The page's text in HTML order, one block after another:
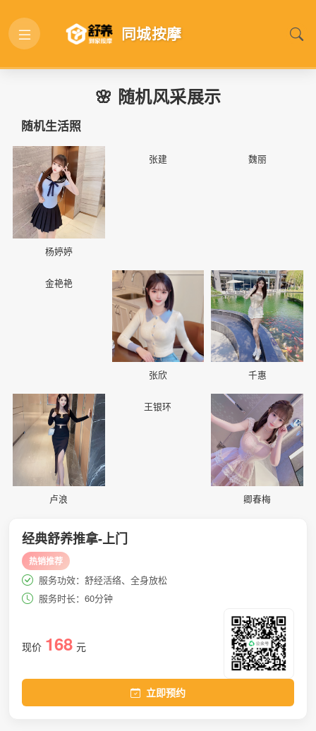
同城按摩
🌸 随机风采展示
随机生活照
📷
杨婷婷
张建 魏丽
金艳艳 📷
张欣
📷
千惠
📷
卢浪
王银环 📷
卿春梅
经典舒养推拿-上门
热销推荐
服务功效：舒经活络、全身放松
服务时长：60分钟
现价 168 元
立即预约